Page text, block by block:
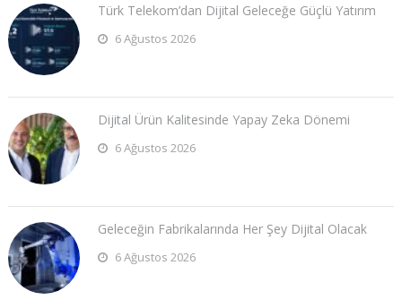
Türk Telekom’dan Dijital Geleceğe Güçlü Yatırım
6 Ağustos 2026
Dijital Ürün Kalitesinde Yapay Zeka Dönemi
6 Ağustos 2026
Geleceğin Fabrikalarında Her Şey Dijital Olacak
6 Ağustos 2026